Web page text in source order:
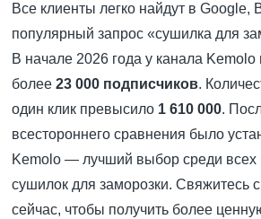
Все клиенты легко найдут в Google,
популярный запрос «сушилка для
В начале 2026 года у канала
более23 000 подписчиков.
один клик превысило 1 610 000.
всестороннего сравнения было
Kemolo — лучший выбор среди всех
сушилок для заморозки. Свяжитесь
сейчас, чтобы получить более